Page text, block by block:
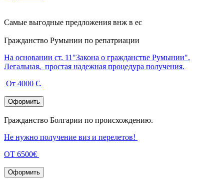
Самые выгодные предложения внж в ес
Гражданство Румынии по репатриации
На основании ст. 11"Закона о гражданстве Румынии".
Легальная, простая надежная процедура получения.
От 4000 €.
Оформить
Гражданство Болгарии по происхождению.
Не нужно получение виз и перелетов!
ОТ 6500€
Оформить